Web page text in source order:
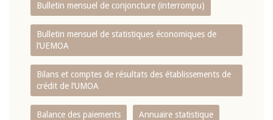
Bulletin mensuel de conjoncture (interrompu)
Bulletin mensuel de statistiques économiques de
l‘UEMOA
Bilans et comptes de résultats des établissements de
crédit de l‘UMOA
Balance des paiements Annuaire statistique